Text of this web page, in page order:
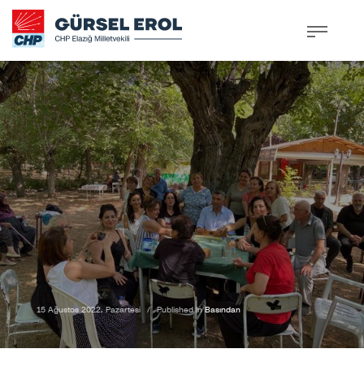
15 Ağustos 2022, Pazartesi / Published InBasından